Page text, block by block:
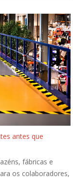
antes que
fábricas e
os colaboradores,